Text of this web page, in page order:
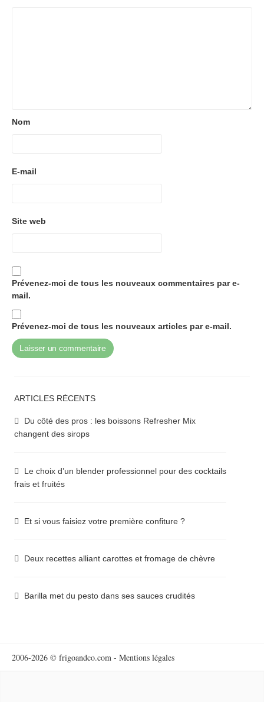
Nom
E-mail
Site web
Prévenez-moi de tous les nouveaux commentaires par e-
mail.
Prévenez-moi de tous les nouveaux articles par e-mail.
ARTICLES RÉCENTS
Du côté des pros : les boissons Refresher Mix
changent des sirops
Le choix d’un blender professionnel pour des cocktails
frais et fruités
Et si vous faisiez votre première confiture ?
Deux recettes alliant carottes et fromage de chèvre
Barilla met du pesto dans ses sauces crudités
2006-2026 © frigoandco.com - Mentions légales